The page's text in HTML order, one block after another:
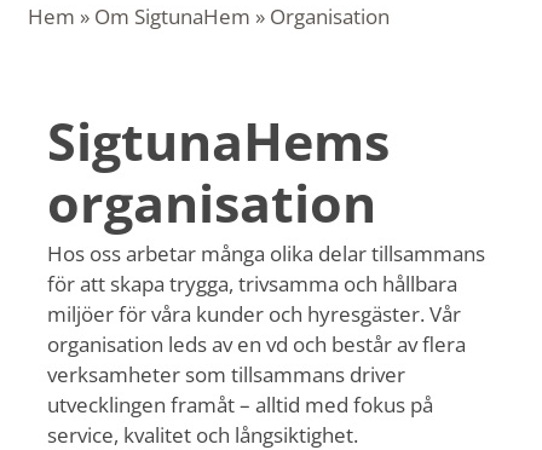
Hem » Om SigtunaHem » Organisation
SigtunaHems
organisation
Hos oss arbetar många olika delar tillsammans
för att skapa trygga, trivsamma och hållbara
miljöer för våra kunder och hyresgäster. Vår
organisation leds av en vd och består av flera
verksamheter som tillsammans driver
utvecklingen framåt – alltid med fokus på
service, kvalitet och långsiktighet.